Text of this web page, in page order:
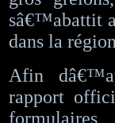
sâ€™abattit
dans la
Afin
rapport